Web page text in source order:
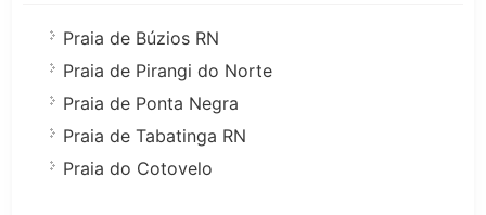
Praia de Búzios RN
Praia de Pirangi do Norte
Praia de Ponta Negra
Praia de Tabatinga RN
Praia do Cotovelo